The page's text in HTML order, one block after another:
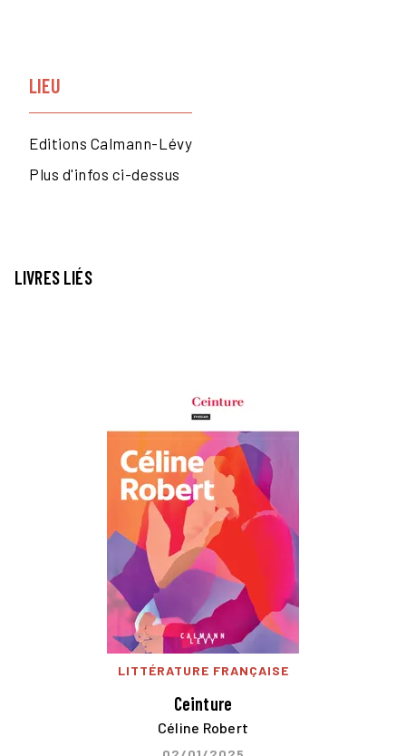
LIEU
Editions Calmann-Lévy
Plus d'infos ci-dessus
LIVRES LIÉS
LITTÉRATURE FRANÇAISE
Ceinture
Céline Robert